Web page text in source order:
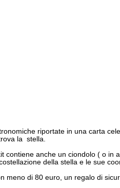
riportate in una carta
la stella.
contiene anche un ciondolo ( o in
della stella e le sue
meno di 80 euro, un regalo di